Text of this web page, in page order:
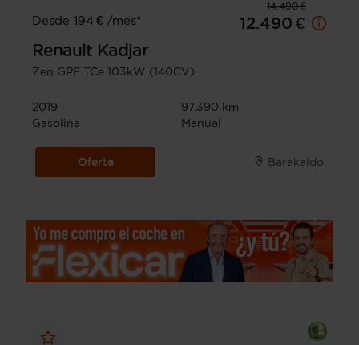
14.490 €
Desde 194 € /mes*
12.490 €
Renault Kadjar
Zen GPF TCe 103kW (140CV)
2019
97.390 km
Gasolina
Manual
Oferta Barakaldo